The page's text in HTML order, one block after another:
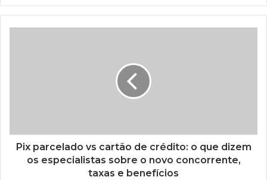
Pix parcelado vs cartão de crédito: o que dizem
os especialistas sobre o novo concorrente,
taxas e benefícios